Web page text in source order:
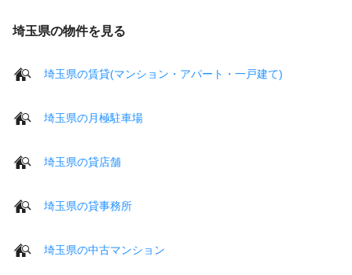
埼玉県の物件を見る
埼玉県の賃貸(マンション・アパート・一戸建て)
埼玉県の月極駐車場
埼玉県の貸店舗
埼玉県の貸事務所
埼玉県の中古マンション